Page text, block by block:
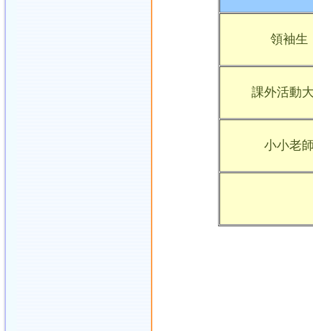
領袖生
課外活動
小小老